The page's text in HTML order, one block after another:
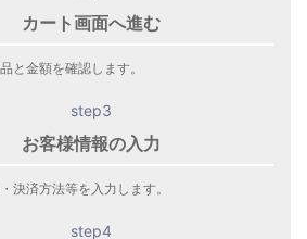
カート画面へ進む
と金額を確認します。
step3
お客様情報の入力
決済方法等を入力します。
step4